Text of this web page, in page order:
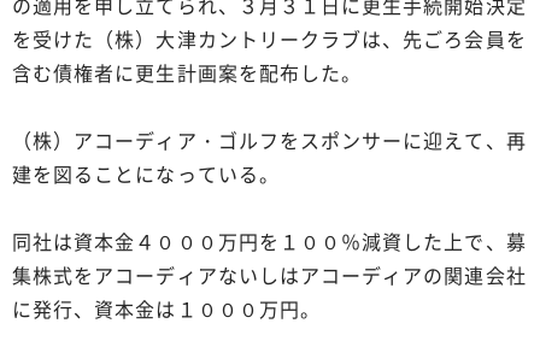
を受けた（株）大津カントリークラブは、先ごろ会員を
含む債権者に更生計画案を配布した。
（株）アコーディア・ゴルフをスポンサーに迎えて、再
建を図ることになっている。
同社は資本金４０００万円を１００％減資した上で、募
集株式をアコーディアないしはアコーディアの関連会社
に発行、資本金は１０００万円。